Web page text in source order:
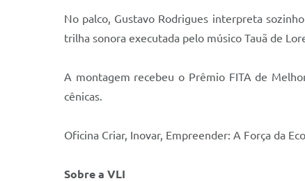
No palco, Gustavo Rodrigues interpreta
trilha sonora executada pelo músico Tauã de
A montagem recebeu o Prêmio FITA de
cênicas.
Oficina Criar, Inovar, Empreender: A Força da
Sobre a VLI